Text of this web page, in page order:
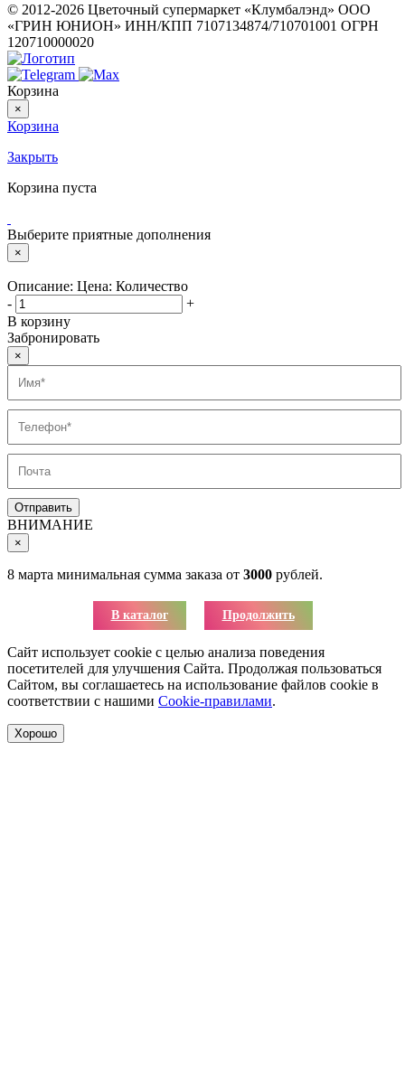
© 2012-2026 Цветочный супермаркет «Клумбалэнд» ООО
«ГРИН ЮНИОН» ИНН/КПП 7107134874/710701001 ОГРН
120710000020
Корзина
×
Корзина
Закрыть
Корзина пуста
Выберите приятные дополнения
×
Описание: Цена: Количество
-
+
В корзину
Забронировать
×
ВНИМАНИЕ
×
8 марта минимальная сумма заказа от 3000 рублей.
В каталог Продолжить
Сайт использует cookie с целью анализа поведения
посетителей для улучшения Сайта. Продолжая пользоваться
Сайтом, вы соглашаетесь на использование файлов cookie в
соответствии с нашими Cookie-правилами.
Хорошо